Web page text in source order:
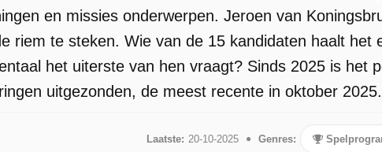
en missies onderwerpen. Jeroen van
riem te steken. Wie van de 15 kandidaten haalt het
het uiterste van hen vraagt? Sinds 2025 is het
uitgezonden, de meest recente in oktober 2025.
Laatste: 20-10-2025 Genres: